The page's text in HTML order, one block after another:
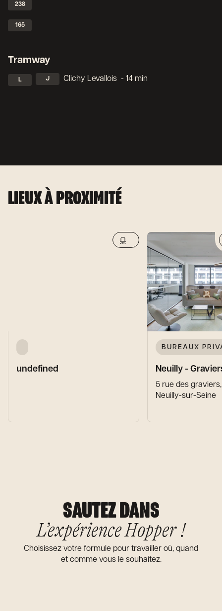
238
165
Tramway
L J Clichy Levallois - 14 min
LIEUX À PROXIMITÉ
undefined
BUREAUX
Neuilly -
5 rue des
Neuilly-sur-Seine
SAUTEZ DANS
L’expérience Hopper !
Choisissez votre formule pour travailler où, quand
et comme vous le souhaitez.